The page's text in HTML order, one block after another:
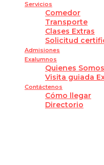
Servicios
Comedor
Transporte
Clases Extras
Solicitud
Admisiones
Exalumnos
Quienes Somos
Visita guiada
Contáctenos
Cómo llegar
Directorio